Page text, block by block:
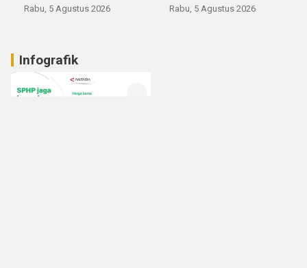
Rabu, 5 Agustus 2026 Rabu, 5 Agustus 2026
Infografik